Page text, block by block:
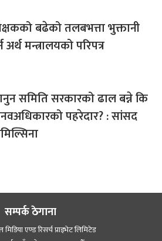
बढेको तलबभत्ता भुक्तानी
अर्थ मन्त्रालयको परिपत्र
समिति सरकारको ढाल बन्ने कि
पहरेदार? : सांसद
सम्पर्क ठेगाना
एण्ड रिसर्च प्राइभेट लिमिटेड